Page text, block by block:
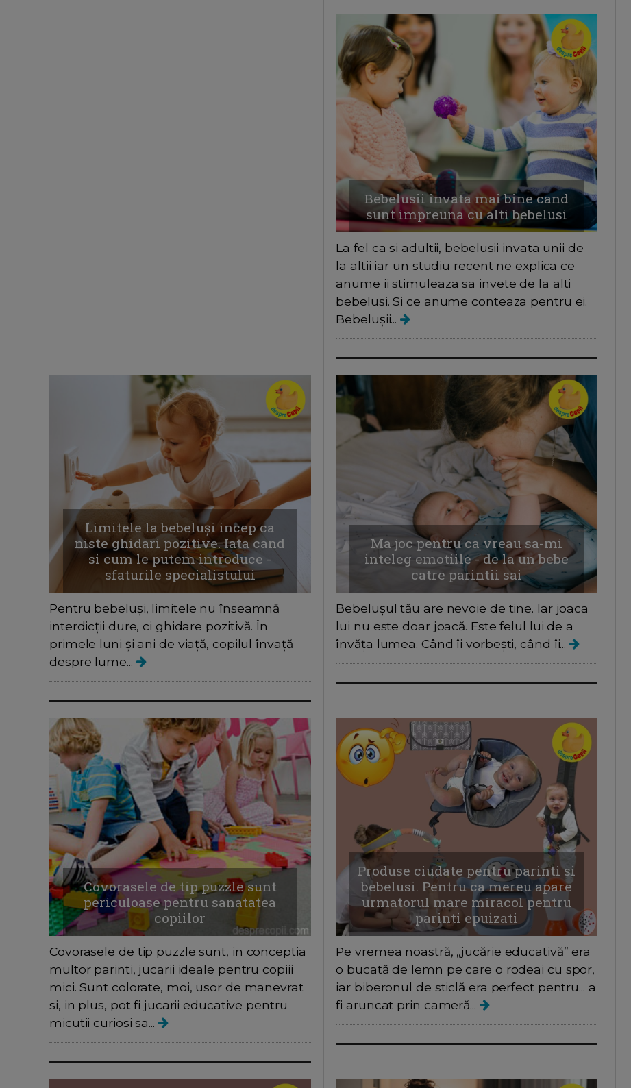
Bebelusii invata mai bine cand
sunt impreuna cu alti bebelusi
La fel ca si adultii, bebelusii invata unii de
la altii iar un studiu recent ne explica ce
anume ii stimuleaza sa invete de la alti
bebelusi. Si ce anume conteaza pentru ei.
Bebelușii...
Limitele la bebeluși incep ca
niste ghidari pozitive. Iata cand
si cum le putem introduce -
sfaturile specialistului
Pentru bebeluși, limitele nu înseamnă
interdicții dure, ci ghidare pozitivă. În
primele luni și ani de viață, copilul învață
despre lume...
Ma joc pentru ca vreau sa-mi
inteleg emotiile - de la un bebe
catre parintii sai
Bebelușul tău are nevoie de tine. Iar joaca
lui nu este doar joacă. Este felul lui de a
învăța lumea. Când îi vorbești, când îi...
Covorasele de tip puzzle sunt
periculoase pentru sanatatea
copiilor
Covorasele de tip puzzle sunt, in conceptia
multor parinti, jucarii ideale pentru copiii
mici. Sunt colorate, moi, usor de manevrat
si, in plus, pot fi jucarii educative pentru
micutii curiosi sa...
Produse ciudate pentru parinti si
bebelusi. Pentru ca mereu apare
urmatorul mare miracol pentru
parinti epuizati
Pe vremea noastră, „jucărie educativă” era
o bucată de lemn pe care o rodeai cu spor,
iar biberonul de sticlă era perfect pentru... a
fi aruncat prin cameră...